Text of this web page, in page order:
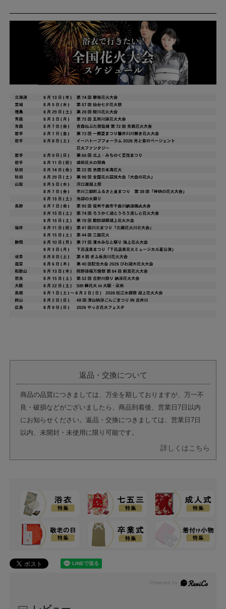
返品・交換について
商品の品質につきましては、万全を期しておりますが、万一不
良・破損などがございましたら、商品到着後、営業日7日以内
にお知らせください。返品・交換につきましては、営業日7日
以内、未開封・未使用に限り可能です。
詳しくはこちら